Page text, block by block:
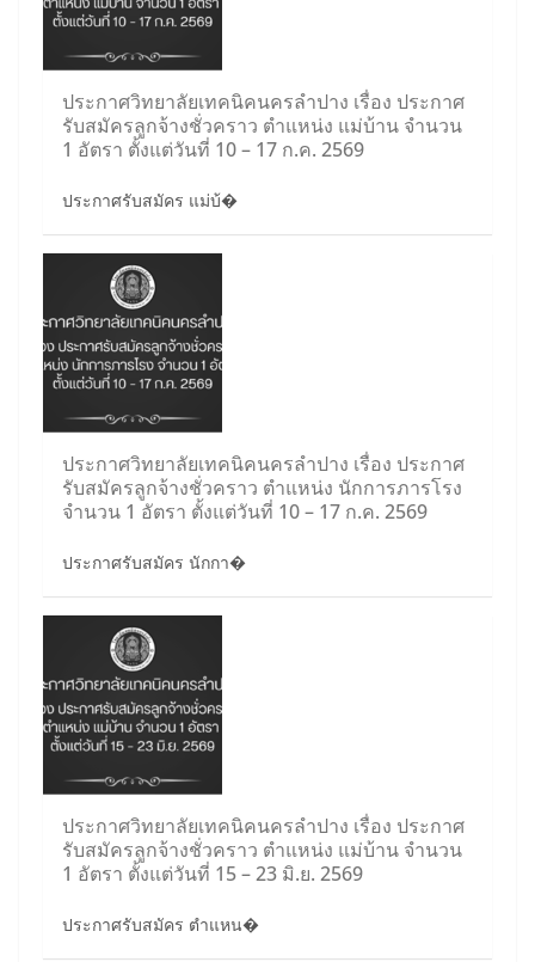
ประกาศวิทยาลัยเทคนิคนครลำปาง เรื่อง ประกาศ
รับสมัครลูกจ้างชั่วคราว ตำแหน่ง แม่บ้าน จำนวน
1 อัตรา ตั้งแต่วันที่ 10 – 17 ก.ค. 2569
ประกาศรับสมัคร แม่บ้�
ประกาศวิทยาลัยเทคนิคนครลำปาง เรื่อง ประกาศ
รับสมัครลูกจ้างชั่วคราว ตำแหน่ง นักการภารโรง
จำนวน 1 อัตรา ตั้งแต่วันที่ 10 – 17 ก.ค. 2569
ประกาศรับสมัคร นักกา�
ประกาศวิทยาลัยเทคนิคนครลำปาง เรื่อง ประกาศ
รับสมัครลูกจ้างชั่วคราว ตำแหน่ง แม่บ้าน จำนวน
1 อัตรา ตั้งแต่วันที่ 15 – 23 มิ.ย. 2569
ประกาศรับสมัคร ตำแหน�